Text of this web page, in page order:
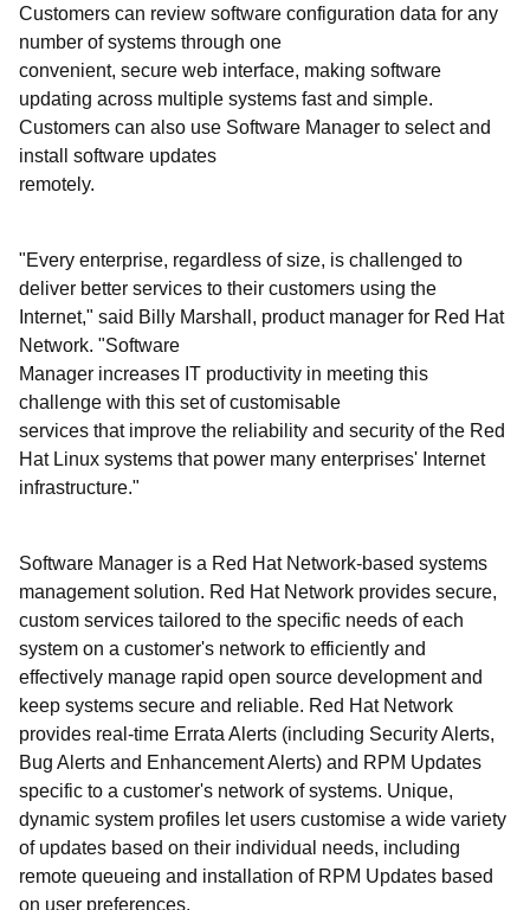
Customers can review software configuration data for any
number of systems through one
convenient, secure web interface, making software
updating across multiple systems fast and simple.
Customers can also use Software Manager to select and
install software updates
remotely.
"Every enterprise, regardless of size, is challenged to
deliver better services to their customers using the
Internet," said Billy Marshall, product manager for Red Hat
Network. "Software
Manager increases IT productivity in meeting this
challenge with this set of customisable
services that improve the reliability and security of the Red
Hat Linux systems that power many enterprises' Internet
infrastructure."
Software Manager is a Red Hat Network-based systems
management solution. Red Hat Network provides secure,
custom services tailored to the specific needs of each
system on a customer's network to efficiently and
effectively manage rapid open source development and
keep systems secure and reliable. Red Hat Network
provides real-time Errata Alerts (including Security Alerts,
Bug Alerts and Enhancement Alerts) and RPM Updates
specific to a customer's network of systems. Unique,
dynamic system profiles let users customise a wide variety
of updates based on their individual needs, including
remote queueing and installation of RPM Updates based
on user preferences.